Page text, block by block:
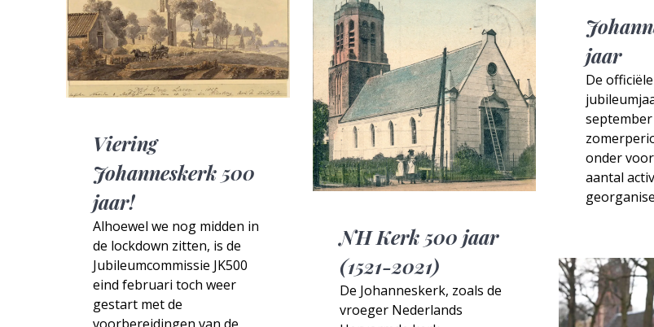
jaar
De
september
onder
aantal
Viering
Johanneskerk 500
jaar!
Alhoewel we nog midden in
de lockdown zitten, is de
Jubileumcommissie JK500
eind februari toch weer
gestart met de
NH Kerk 500 jaar
(1521-2021)
De Johanneskerk, zoals de
vroeger Nederlands